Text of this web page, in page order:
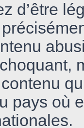
d’être
pays où